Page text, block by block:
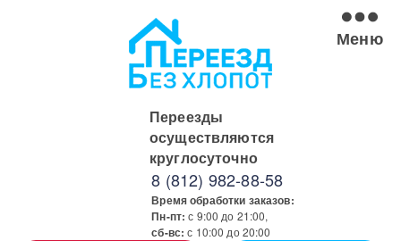
Меню
Переезды
осуществляются
круглосуточно
8 (812) 982-88-58
Время обработки заказов:
Пн-пт: с 9:00 до 21:00,
сб-вс: с 10:00 до 20:00